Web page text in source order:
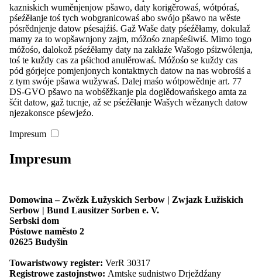
Nowosći
Stawizny
Župy a cłonkojske towaristwa
Kontakt
Meni zacyniś
Start
Nowosći
Zarědowanja
Casnikaŕstwo
Domowina
Program
Cłonkojstwo
Naša struktura
Pśeglěd: Župy a cłonkojske towaristwa
Maśica Serbska
kazniskich wuměnjenjow pšawo, daty korigěrowaś, wótpóraś,
pśeźěłanje toś tych wobgranicowaś abo swójo pšawo na wěste
pósrědnjenje datow pśesajźiś. Gaž Waše daty pśeźěłamy, dokulaž
mamy za to wopšawnjony zajm, móžośo znapśeśiwiś. Mimo togo
móžośo, dalokož pśeźěłamy daty na zakłaźe Wašogo pśizwólenja,
toś te kuždy cas za pśichod anulěrowaś. Móžośo se kuždy cas
pód górjejce pomjenjonych kontaktnych datow na nas wobrośiś a
z tym swóje pšawa wužywaś. Dalej maśo wótpowědnje art. 77
DS-GVO pšawo na wobśěžkanje pla doglědowańskego amta za
šćit datow, gaž tucnje, až se pśeźěłanje Wašych wězanych datow
njezakonsce pśewjeźo.
Impresum
Impresum
Domowina – Zwězk Łužyskich Serbow | Zwjazk Łužiskich
Serbow | Bund Lausitzer Sorben e. V.
Serbski dom
Póstowe naměsto 2
02625 Budyšin
Towaristwowy register: VerR 30317
Registrowe zastojnstwo: Amtske sudnistwo Drježdźany